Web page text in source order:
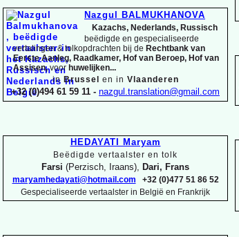
Nazgul BALMUKHANOVA
Kazachs, Nederlands, Russisch
beëdigde en gespecialiseerde
vertalingen &tolkopdrachten bij de Rechtbank van
Eerste Aanleg, Raadkamer, Hof van Beroep, Hof van
Assisen,voor huwelijken...
in Brussel en in Vlaanderen
+32 (0)494 61 59 11 - nazgul.translation@gmail.com
HEDAYATI Maryam
Beëdigde vertaalster en tolk
Farsi (Perzisch, Iraans), Dari, Frans
maryamhedayati@hotmail.com
+32 (0)477 51 86 52
Gespecialiseerde vertaalster in België en Frankrijk